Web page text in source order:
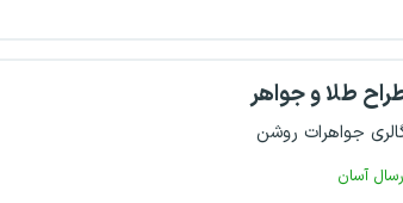
طلا و جواهر
جواهرات روشن
آسان